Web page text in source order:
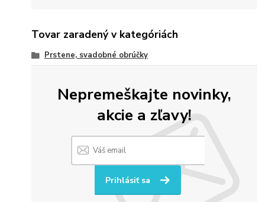
Tovar zaradený v kategóriách
Prstene, svadobné obrúčky
Nepremeškajte novinky,
akcie a zľavy!
Prihlásiť sa